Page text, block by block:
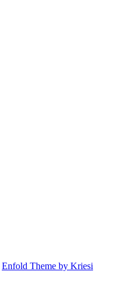
Enfold Theme by Kriesi